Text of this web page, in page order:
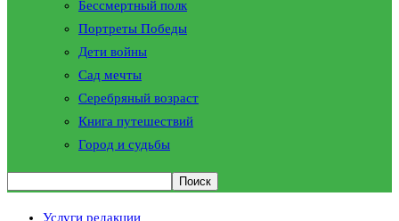
Бессмертный полк
Портреты Победы
Дети войны
Сад мечты
Серебряный возраст
Книга путешествий
Город и судьбы
Услуги редакции